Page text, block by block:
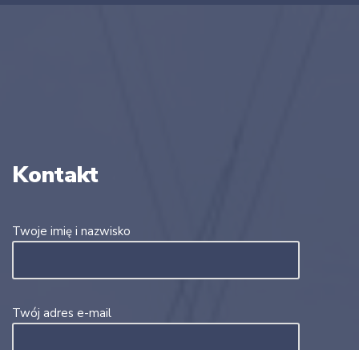
Kontakt
Twoje imię i nazwisko
Twój adres e-mail